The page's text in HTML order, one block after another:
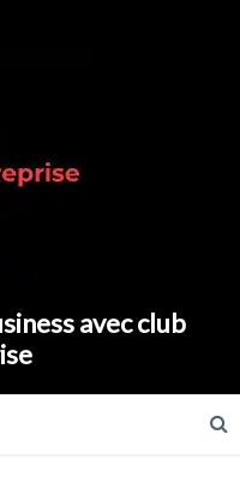
avec club